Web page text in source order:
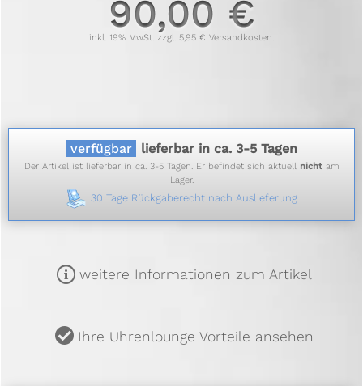
90,00 €
inkl. 19% MwSt. zzgl. 5,95 € Versandkosten.
verfügbar lieferbar in ca. 3-5 Tagen
Der Artikel ist lieferbar in ca. 3-5 Tagen. Er befindet sich aktuell nichtam
Lager.
30 Tage Rückgaberecht nach Auslieferung
m weitere Informationen zum Artikel
u Ihre Uhrenlounge Vorteile ansehen